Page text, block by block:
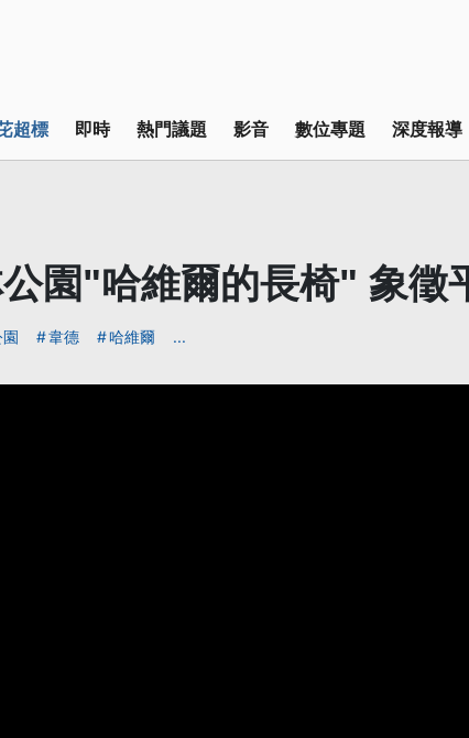
超標 即時 熱門議題 影音 數位專題 深度報導
園"哈維爾的長椅" 象徵
韋德 哈維爾 ...